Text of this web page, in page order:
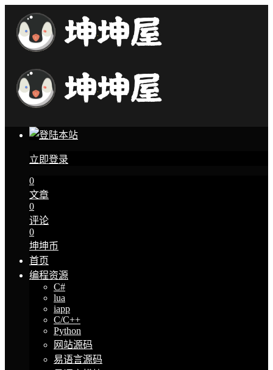
立即登录
0
文章
0
评论
0
坤坤币
首页
编程资源
C#
lua
iapp
C/C++
Python
网站源码
易语言源码